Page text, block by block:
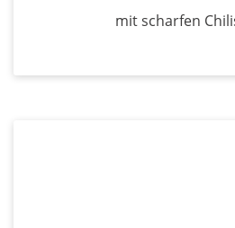
mit scharfen